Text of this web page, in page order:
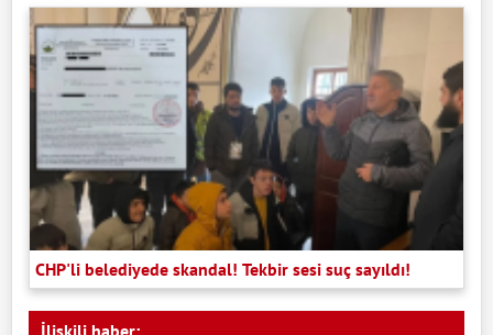
CHP'li belediyede skandal! Tekbir sesi suç sayıldı!